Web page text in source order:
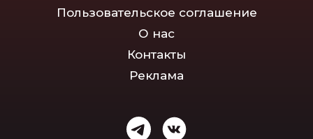
Пользовательское соглашение
О нас
Контакты
Реклама